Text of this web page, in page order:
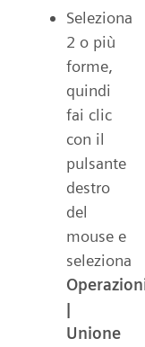
Seleziona
2 o più
forme,
quindi
fai clic
con il
pulsante
destro
del
mouse e
seleziona
|
Unione